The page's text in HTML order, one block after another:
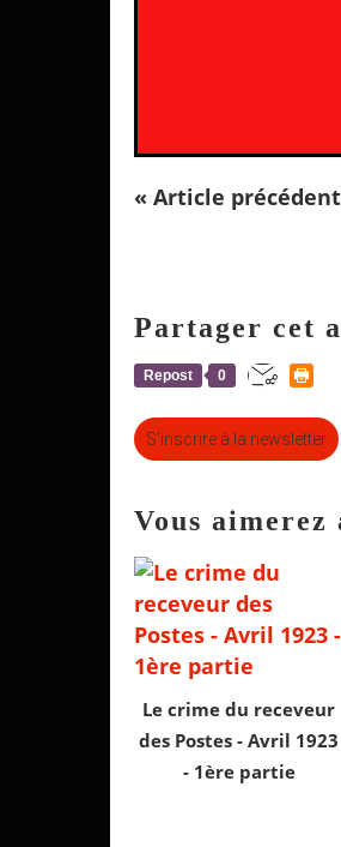
« Article précédent
Partager cet
Repost 0
S'inscrire à la newsletter
Vous aimerez
Le crime du receveur
des Postes - Avril 1923
- 1ère partie